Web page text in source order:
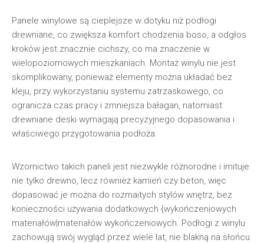
Panele winylowe są cieplejsze w dotyku niż podłogi
drewniane, co zwiększa komfort chodzenia boso, a odgłos
kroków jest znacznie cichszy, co ma znaczenie w
wielopoziomowych mieszkaniach. Montaż winylu nie jest
skomplikowany, ponieważ elementy można układać bez
kleju, przy wykorzystaniu systemu zatrzaskowego, co
ogranicza czas pracy i zmniejsza bałagan, natomiast
drewniane deski wymagają precyzyjnego dopasowania i
właściwego przygotowania podłoża.
Wzornictwo takich paneli jest niezwykle różnorodne i imituje
nie tylko drewno, lecz również kamień czy beton, więc
dopasować je można do rozmaitych stylów wnętrz, bez
konieczności używania dodatkowych {wykończeniowych
materiałów|materiałów wykończeniowych. Podłogi z winylu
zachowują swój wygląd przez wiele lat, nie blakną na słońcu